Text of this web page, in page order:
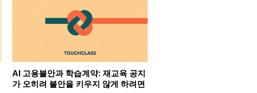
AI 고용불안과 학습계약: 재교육 공지
가 오히려 불안을 키우지 않게 하려면